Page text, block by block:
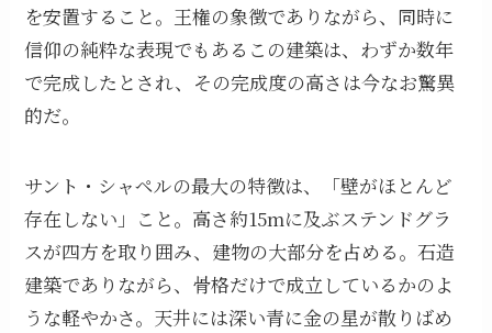
を安置すること。王権の象徴でありながら、同時に
信仰の純粋な表現でもあるこの建築は、わずか数年
で完成したとされ、その完成度の高さは今なお驚異
的だ。
サント・シャペルの最大の特徴は、「壁がほとんど
存在しない」こと。高さ約15mに及ぶステンドグラ
スが四方を取り囲み、建物の大部分を占める。石造
建築でありながら、骨格だけで成立しているかのよ
うな軽やかさ。天井には深い青に金の星が散りばめ